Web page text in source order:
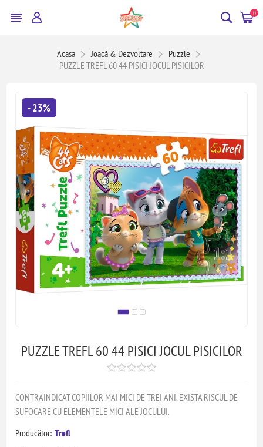
0
Acasa Joacă & Dezvoltare
Puzzle
PUZZLE TREFL 60 44 PISICI JOCUL PISICILOR
- 23%
PUZZLE TREFL 60 44 PISICI JOCUL PISICILOR
CONTRAINDICAT COPIILOR MAI MICI DE TREI ANI. EXISTA RISCUL DE
SUFOCARE CU ELEMENTELE MICI ALE JOCULUI.
Producător: Trefl